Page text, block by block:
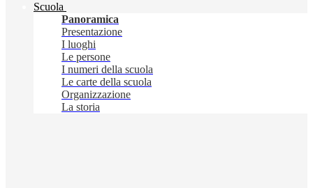
Scuola
Panoramica
Presentazione
I luoghi
Le persone
I numeri della scuola
Le carte della scuola
Organizzazione
La storia